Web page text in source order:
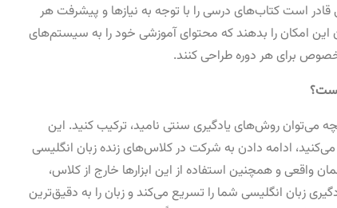
است کتاب‌های درسی را با توجه به نیازها و پیشرفت هر
این امکان را بدهند که محتوای آموزشی خود را به سیستم‌های
برای هر دوره طراحی کنند.
می‌توان روش‌های یادگیری سنتی نامید، ترکیب کنید. این
ادامه دادن به شرکت در کلاس‌های زنده زبان انگلیسی
واقعی و همچنین استفاده از این ابزارها خارج از کلاس،
زبان انگلیسی شما را تسریع می‌کند و زبان را به دقیق‌ترین